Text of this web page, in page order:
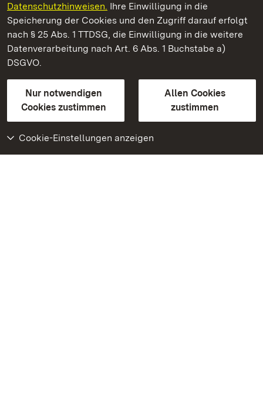
Datenschutzhinweisen. Ihre Einwilligung in die
Speicherung der Cookies und den Zugriff darauf erfolgt
nach § 25 Abs. 1 TTDSG, die Einwilligung in die weitere
Datenverarbeitung nach Art. 6 Abs. 1 Buchstabe a)
DSGVO.
Nur notwendigen
Cookies zustimmen
Allen Cookies
zustimmen
Cookie-Einstellungen anzeigen
Schloss und Schlossgarten Schwetzingen
Staatliche Schlösser und Gärten Baden-Württemberg
Kontakt
GebärdenspracheLeichte Sprache
Erklärung zur Barrierefreiheit
BITV-konform (geprüfte Seiten)
Weiteres